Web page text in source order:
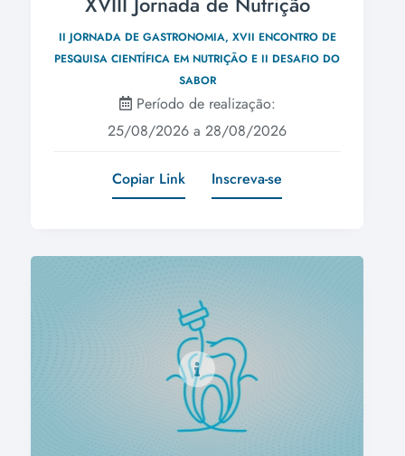
II JORNADA DE GASTRONOMIA, XVII ENCONTRO DE
PESQUISA CIENTÍFICA EM NUTRIÇÃO E II DESAFIO DO
SABOR
Período de realização:
25/08/2026 a 28/08/2026
Copiar Link Inscreva-se